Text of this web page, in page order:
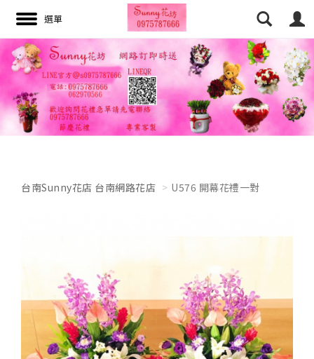
搜尋
台南Sunny花店 台南網路花店 U576 開幕花禮一對